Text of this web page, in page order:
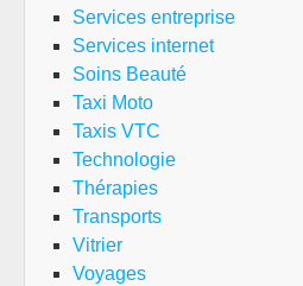
Services entreprise
Services internet
Soins Beauté
Taxi Moto
Taxis VTC
Technologie
Thérapies
Transports
Vitrier
Voyages